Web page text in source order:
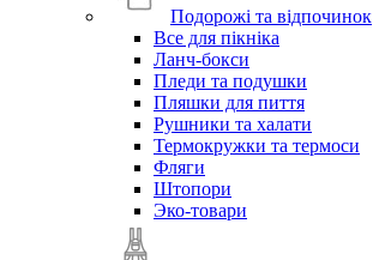
Подорожі та відпочинок
Все для пікніка
Ланч-бокси
Пледи та подушки
Пляшки для пиття
Рушники та халати
Термокружки та термоси
Фляги
Штопори
Эко-товари